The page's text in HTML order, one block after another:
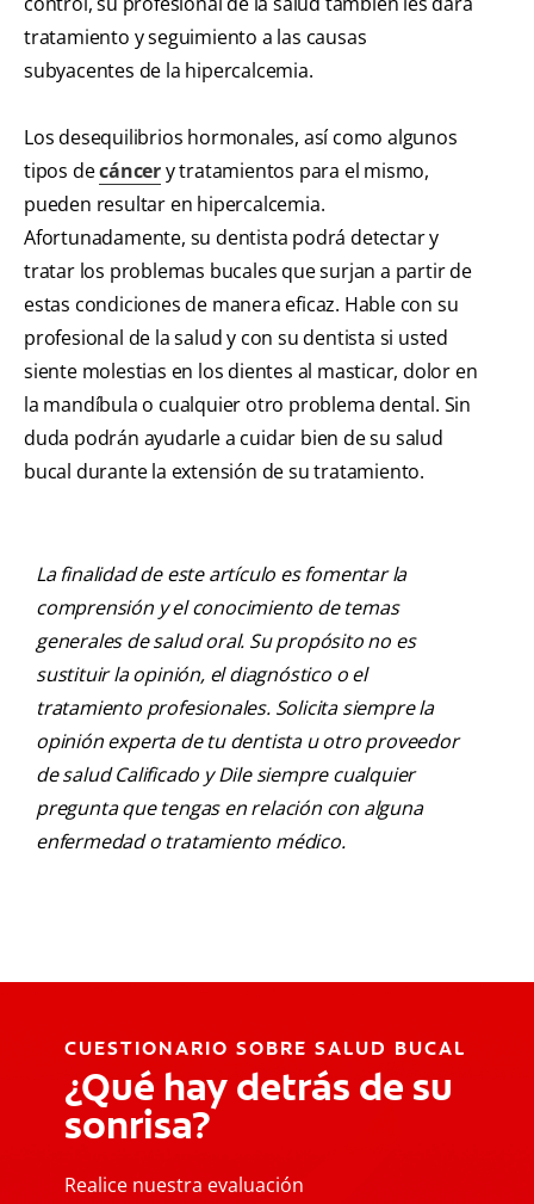
tratamiento y seguimiento a las causas
subyacentes de la hipercalcemia.
Los desequilibrios hormonales, así como algunos
tipos decáncery tratamientos para el mismo,
pueden resultar en hipercalcemia.
Afortunadamente, su dentista podrá detectar y
tratar los problemas bucales que surjan a partir de
estas condiciones de manera eficaz. Hable con su
profesional de la salud y con su dentista si usted
siente molestias en los dientes al masticar, dolor en
la mandíbula o cualquier otro problema dental. Sin
duda podrán ayudarle a cuidar bien de su salud
bucal durante la extensión de su tratamiento.
La finalidad de este artículo es fomentar la
comprensión y el conocimiento de temas
generales de salud oral. Su propósito no es
sustituir la opinión, el diagnóstico o el
tratamiento profesionales. Solicita siempre la
opinión experta de tu dentista u otro proveedor
de salud Calificado y Dile siempre cualquier
pregunta que tengas en relación con alguna
enfermedad o tratamiento médico.
CUESTIONARIO SOBRE SALUD BUCAL
¿Qué hay detrás de su
sonrisa?
Realice nuestra evaluación